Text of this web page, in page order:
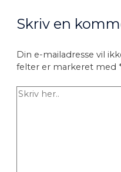
Skriv en
Din e-mailadresse vil
felter er markeret med
Skriv